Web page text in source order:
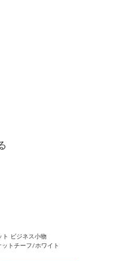
ト ビジネス小物
ットチーフ/ホワイト